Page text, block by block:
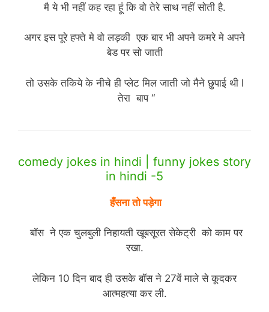
मै ये भी नहीं कह रहा हूं कि वो तेरे साथ नहीं सोती है.
अगर इस पूरे हफ्ते मे वो लड़की एक बार भी अपने कमरे मे अपने
बेड पर सो जाती
तो उसके तकिये के नीचे ही प्लेट मिल जाती जो मैने छुपाई थी l
तेरा बाप “
comedy jokes in hindi | funny jokes story
in hindi -5
हँसना तो पड़ेगा
बॉस ने एक चुलबुली निहायती खूबसूरत सेकेट्री को काम पर
रखा.
लेकिन 10 दिन बाद ही उसके बॉस ने 27वें माले से कूदकर
आत्महत्या कर ली.